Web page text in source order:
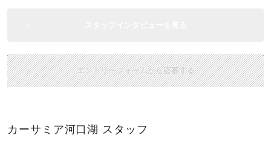
エントリーフォームから応募する
カーサミア河口湖 スタッフ